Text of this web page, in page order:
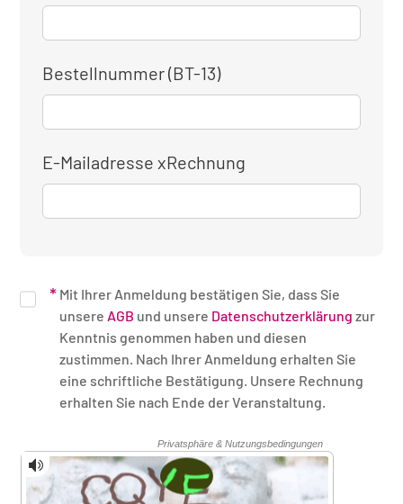
Bestellnummer (BT-13)
E-Mailadresse xRechnung
Mit Ihrer Anmeldung bestätigen Sie, dass Sie
unsere AGB und unsere Datenschutzerklärung zur
Kenntnis genommen haben und diesen
zustimmen. Nach Ihrer Anmeldung erhalten Sie
eine schriftliche Bestätigung. Unsere Rechnung
erhalten Sie nach Ende der Veranstaltung.
Sicherheitsüberprüfung